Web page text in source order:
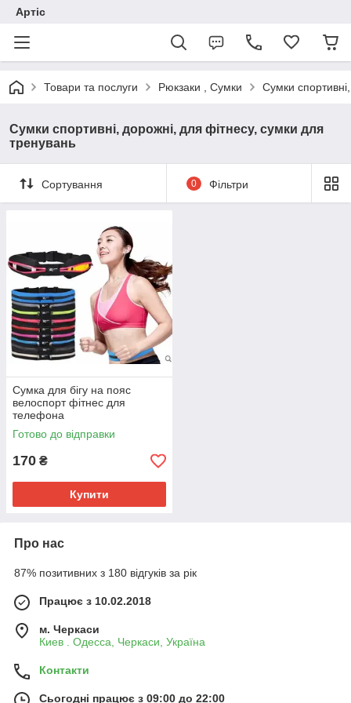
Артіс
Товари та послуги Рюкзаки , Сумки Сумки
Сумки спортивні, дорожні, для фітнесу, сумки для
тренувань
Сортування 0 Фільтри
Сумка для бігу на пояс
велоспорт фітнес для
телефона
Готово до відправки
170 ₴
Купити
Про нас
87% позитивних з 180 відгуків за рік
Працює з 10.02.2018
м. Черкаси
Киев . Одесса, Черкаси, Україна
Контакти
Сьогодні працює з 09:00 до 22:00